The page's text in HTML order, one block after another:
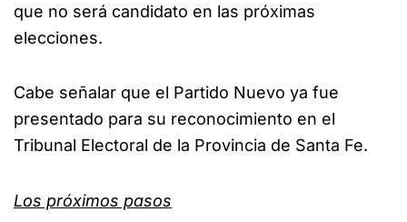
que no será candidato en las próximas
elecciones.
Cabe señalar que el Partido Nuevo ya fue
presentado para su reconocimiento en el
Tribunal Electoral de la Provincia de Santa Fe.
Los próximos pasos